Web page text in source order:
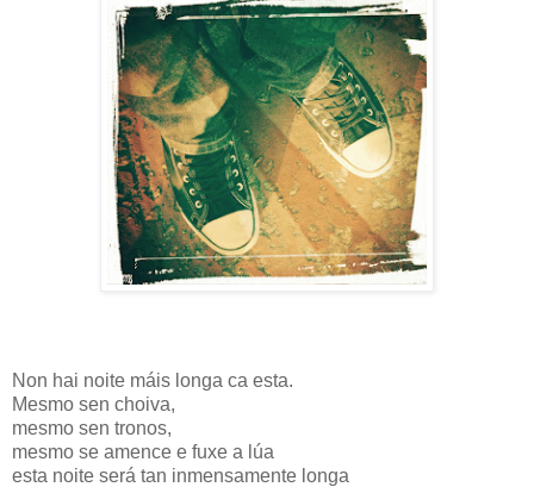
Non hai noite máis longa ca esta.
Mesmo sen choiva,
mesmo sen tronos,
mesmo se amence e fuxe a lúa
esta noite será tan inmensamente longa